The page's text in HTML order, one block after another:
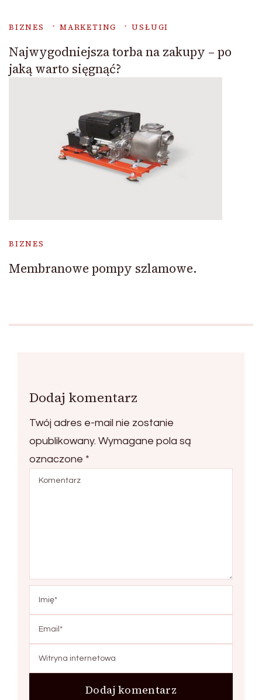
BIZNES MARKETING USŁUGI
Najwygodniejsza torba na zakupy – po
jaką warto sięgnąć?
BIZNES
Membranowe pompy szlamowe.
Dodaj komentarz
Twój adres e-mail nie zostanie
opublikowany. Wymagane pola są
oznaczone *